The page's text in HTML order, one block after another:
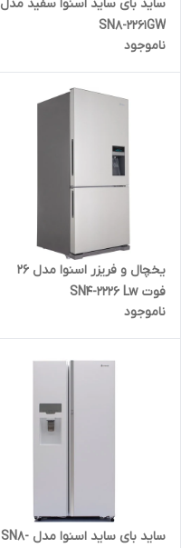
ساید بای ساید اسنوا سفید مدل
SN8-2261GW
ناموجود
یخچال و فریزر اسنوا مدل 26
فوت SN4-2226 Lw
ناموجود
ساید بای ساید اسنوا مدل SN8-